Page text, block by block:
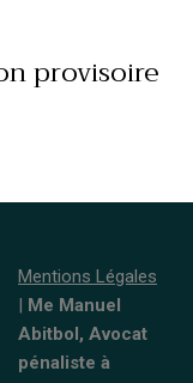
provisoire
Mentions Légales
| Me Manuel
Abitbol, Avocat
pénaliste à